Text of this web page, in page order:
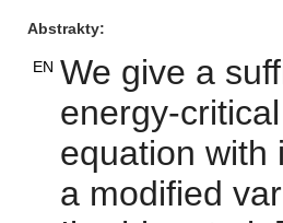
Abstrakty
EN We give a
energy-
equation with
a modified